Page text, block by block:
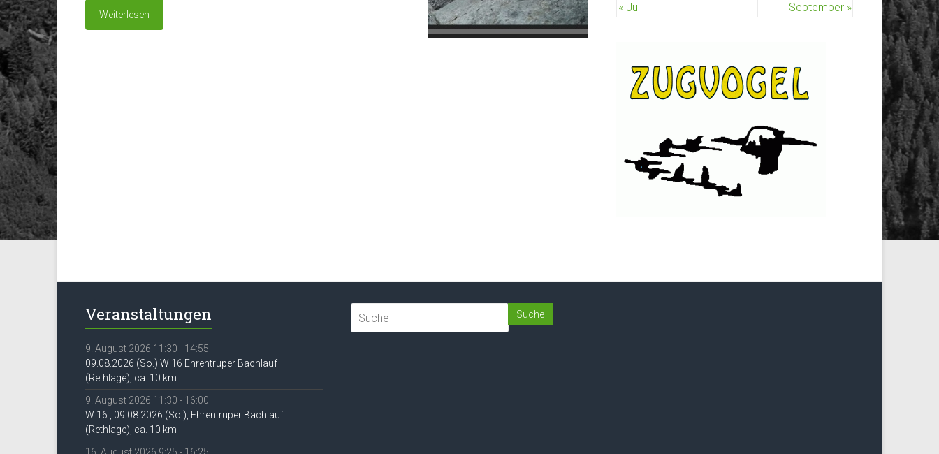
Weiterlesen
« Juli
September »
Veranstaltungen
9. August 2026 11:30 - 14:55
09.08.2026 (So.) W 16 Ehrentruper Bachlauf
(Rethlage), ca. 10 km
9. August 2026 11:30 - 16:00
W 16 , 09.08.2026 (So.), Ehrentruper Bachlauf
(Rethlage), ca. 10 km